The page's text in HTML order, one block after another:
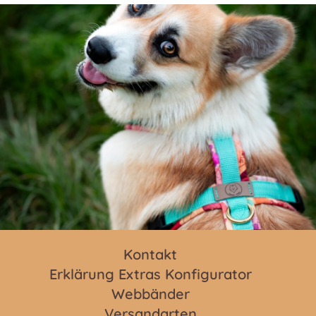
Kontakt
Erklärung Extras Konfigurator
Webbänder